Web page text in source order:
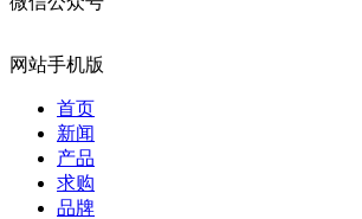
网站手机版
首页
新闻
产品
求购
品牌